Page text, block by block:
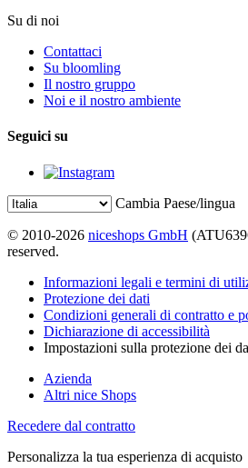
Su di noi
Contattaci
Su bloomling
Il nostro gruppo
Noi e il nostro ambiente
Seguici su
Cambia Paese/lingua
© 2010-2026 niceshops GmbH
reserved.
Informazioni legali e termini di
Protezione dei dati
Condizioni generali di contratto e
Dichiarazione di accessibilità
Impostazioni sulla protezione dei
Azienda
Altri nice Shops
Recedere dal contratto
Personalizza la tua esperienza di acquisto